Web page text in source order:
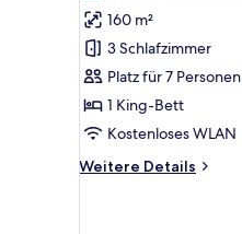
Bosphorus
Three
Bedroom
Residence
with
View
160 m²
3 Schlafzimmer
Platz für 7 Personen
1 King-Bett
Kostenloses WLAN
Weitere Details
Weitere